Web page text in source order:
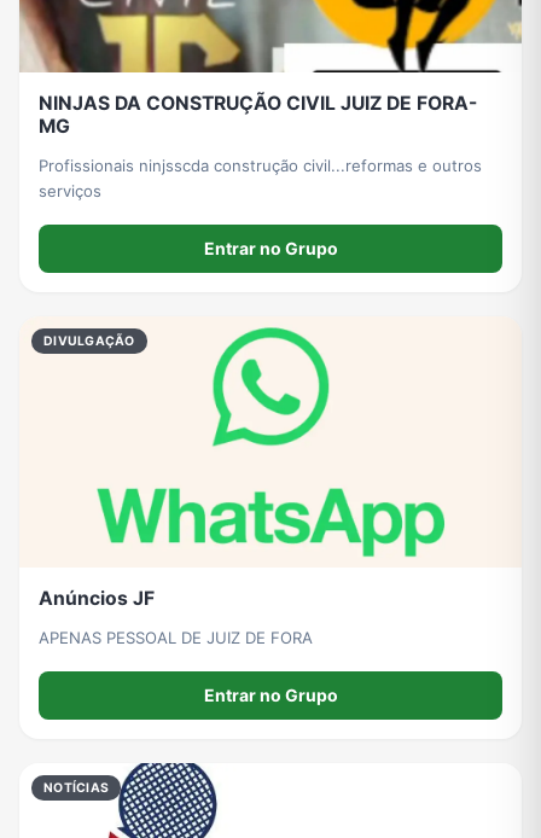
NINJAS DA CONSTRUÇÃO CIVIL JUIZ DE FORA-
MG
Profissionais ninjsscda construção civil...reformas e outros
serviços
Entrar no Grupo
DIVULGAÇÃO
Anúncios JF
APENAS PESSOAL DE JUIZ DE FORA
Entrar no Grupo
NOTÍCIAS